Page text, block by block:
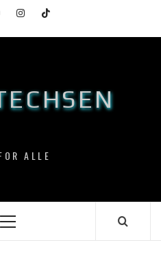
InstagramTikTok
ALLE
Primary